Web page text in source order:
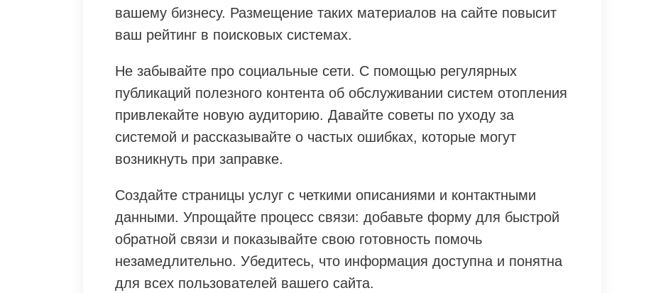
вашему бизнесу. Размещение таких материалов на сайте повысит
ваш рейтинг в поисковых системах.
Не забывайте про социальные сети. С помощью регулярных
публикаций полезного контента об обслуживании систем отопления
привлекайте новую аудиторию. Давайте советы по уходу за
системой и рассказывайте о частых ошибках, которые могут
возникнуть при заправке.
Создайте страницы услуг с четкими описаниями и контактными
данными. Упрощайте процесс связи: добавьте форму для быстрой
обратной связи и показывайте свою готовность помочь
незамедлительно. Убедитесь, что информация доступна и понятна
для всех пользователей вашего сайта.